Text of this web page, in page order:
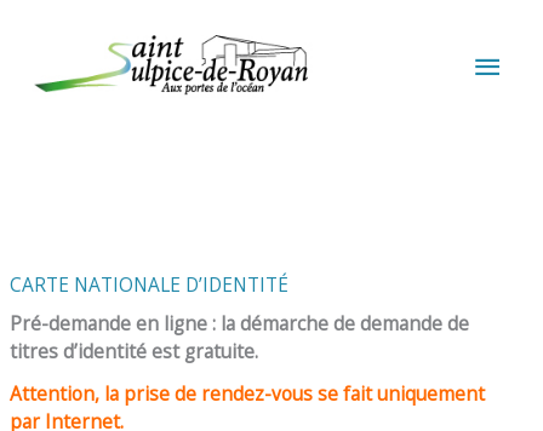
CARTE NATIONALE D’IDENTITÉ
Pré-demande en ligne : la démarche de demande de
titres d’identité est gratuite.
Attention, la prise de rendez-vous se fait uniquement
par Internet.